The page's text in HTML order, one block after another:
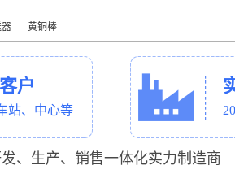
黄铜棒
户
站、中心等
发、生产、销售一体化实力制